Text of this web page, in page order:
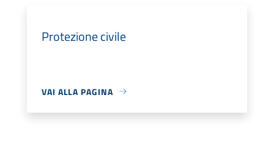
Protezione civile
VAI ALLA PAGINA